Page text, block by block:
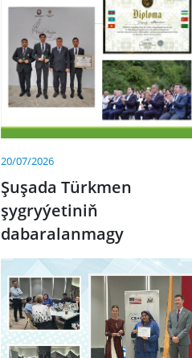
20/07/2026
Şuşada Türkmen
şygryýetiniň
dabaralanmagy